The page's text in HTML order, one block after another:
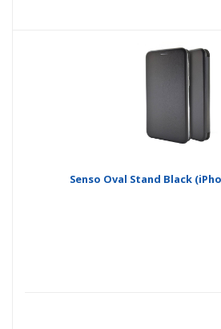
Senso Oval Stand Black